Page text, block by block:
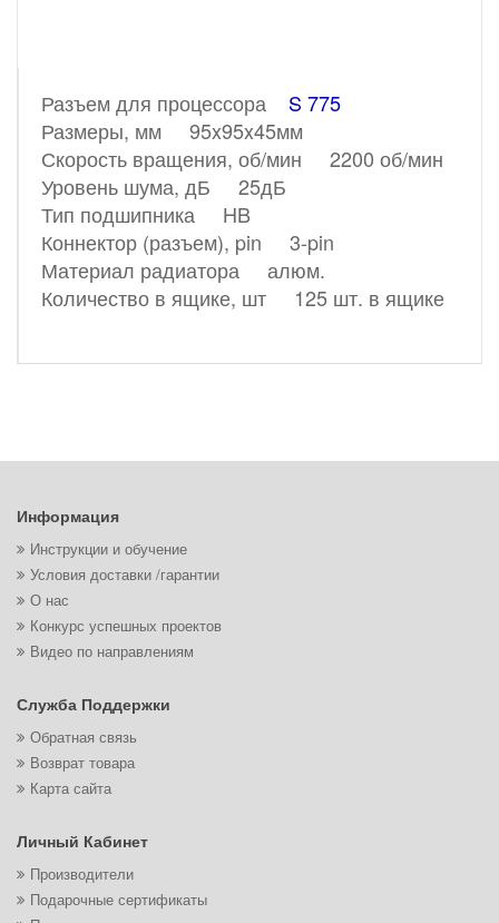
Разъем для процессора S 775
Размеры, мм 95x95x45мм
Скорость вращения, об/мин 2200 об/мин
Уровень шума, дБ 25дБ
Тип подшипника HB
Коннектор (разъем), pin 3-pin
Материал радиатора алюм.
Количество в ящике, шт 125 шт. в ящике
Информация
Инструкции и обучение
Условия доставки /гарантии
О нас
Конкурс успешных проектов
Видео по направлениям
Служба Поддержки
Обратная связь
Возврат товара
Карта сайта
Личный Кабинет
Производители
Подарочные сертификаты